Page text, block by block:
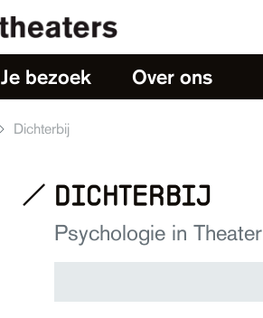
Je bezoek Over ons
Dichterbij
dichterbij
Psychologie in Theater